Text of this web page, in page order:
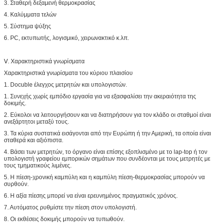
3. Σταθερή δεξαμενή θερμοκρασίας
4. Καλύμματα τελών
5. Σύστημα ψύξης
6. PC, εκτυπωτής, λογισμικό, χειρωνακτικό κ.λπ.
Ⅴ. Χαρακτηριστικά γνωρίσματα
Χαρακτηριστικά γνωρίσματα του κύριου πλαισίου
1. Docuble έλεγχος μετρητών και υπολογιστών.
1. Συνεχής χωρίς εμπόδιο εργασία για να εξασφαλίσει την ακεραιότητα της
δοκιμής.
2. Εύκολοι να λειτουργήσουν και να διατηρήσουν για τον κλάδο οι σταθμοί είναι
ανεξάρτητοι μεταξύ τους.
3. Τα κύρια συστατικά εισάγονται από την Ευρώπη ή την Αμερική, τα οποία είναι
σταθερά και αξιόπιστα.
4. Βάσει των μετρητών, το όργανο είναι επίσης εξοπλισμένο με το lap-top ή τον
υπολογιστή γραφείου εμπορικών σημάτων που συνδέονται με τους μετρητές με
τους τμηματικούς λιμένες.
5. Η πίεση-χρονική καμπύλη και η καμπύλη πίεση-θερμοκρασίας μπορούν να
συρθούν.
6. Η αξία πίεσης μπορεί να είναι ερευνημένος πραγματικός χρόνος.
7. Αυτόματος ρυθμίστε την πίεση στον υπολογιστή.
8. Οι εκθέσεις δοκιμής μπορούν να τυπωθούν.